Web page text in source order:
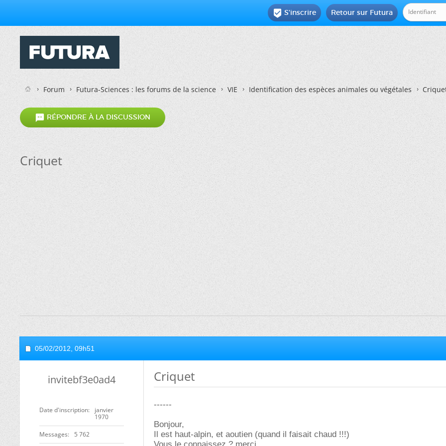
Retour sur Futura
 S'inscrire
Forum Futura-Sciences : les forums de la science VIE Identification des espèces animales ou végétales
 RÉPONDRE À LA DISCUSSION
Criquet
05/02/2012, 09h51
invitebf3e0ad4
Date d'inscription
janvier
1970
Messages 5 762
Criquet
------
Bonjour,
Il est haut-alpin, et aoutien (quand il faisait chaud !!!)